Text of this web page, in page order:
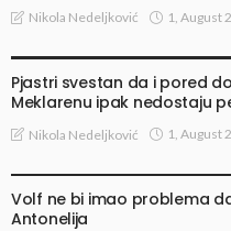
Nikola Nedeljković 1, August
Pjastri svestan da i pored
Meklarenu ipak nedostaju
Nikola Nedeljković 1, August
Volf ne bi imao problema
Antonelija